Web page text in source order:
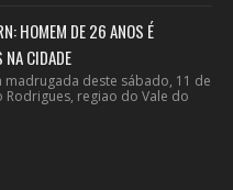
HOMEM DE 26 ANOS É
CIDADE
deste sábado, 11 de
regiao do Vale do